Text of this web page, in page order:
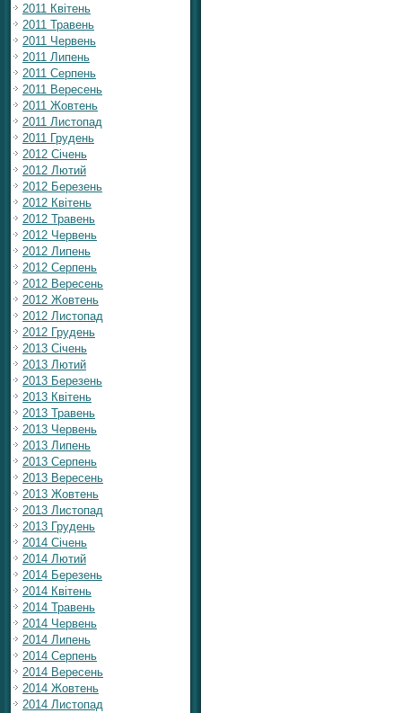
2011 Квітень
2011 Травень
2011 Червень
2011 Липень
2011 Серпень
2011 Вересень
2011 Жовтень
2011 Листопад
2011 Грудень
2012 Січень
2012 Лютий
2012 Березень
2012 Квітень
2012 Травень
2012 Червень
2012 Липень
2012 Серпень
2012 Вересень
2012 Жовтень
2012 Листопад
2012 Грудень
2013 Січень
2013 Лютий
2013 Березень
2013 Квітень
2013 Травень
2013 Червень
2013 Липень
2013 Серпень
2013 Вересень
2013 Жовтень
2013 Листопад
2013 Грудень
2014 Січень
2014 Лютий
2014 Березень
2014 Квітень
2014 Травень
2014 Червень
2014 Липень
2014 Серпень
2014 Вересень
2014 Жовтень
2014 Листопад